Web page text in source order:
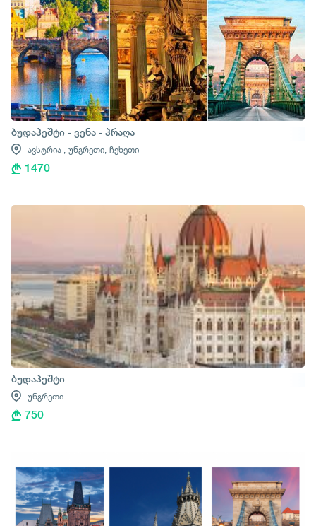
ბუდაპეშტი - ვენა - პრაღა
ავსტრია , უნგრეთი, ჩეხეთი
1470
ბუდაპეშტი
უნგრეთი
750